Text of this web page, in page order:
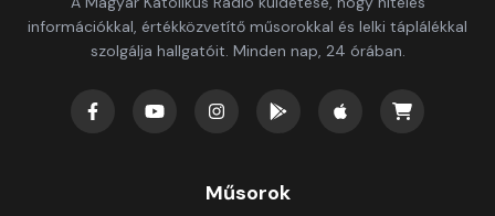
információkkal, értékközvetítő műsorokkal és lelki táplálékkal
szolgálja hallgatóit. Minden nap, 24 órában.
Műsorok